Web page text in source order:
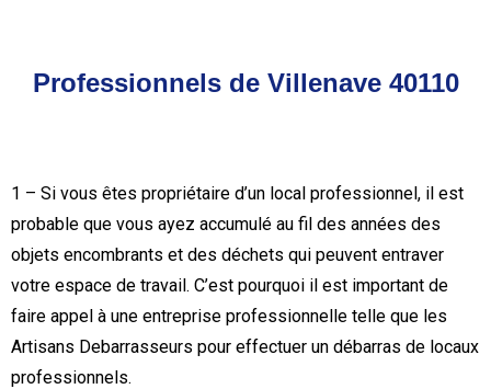
Professionnels de Villenave 40110
1 – Si vous êtes propriétaire d’un local professionnel, il est
probable que vous ayez accumulé au fil des années des
objets encombrants et des déchets qui peuvent entraver
votre espace de travail. C’est pourquoi il est important de
faire appel à une entreprise professionnelle telle que les
Artisans Debarrasseurs pour effectuer un débarras de locaux
professionnels.